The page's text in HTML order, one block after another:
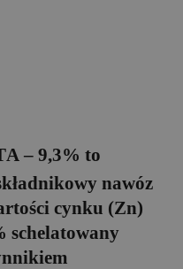
A – 9,3% to
nawóz
cynku (Zn)
schelatowany